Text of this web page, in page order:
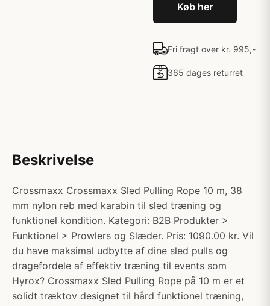
Køb her
Fri fragt over kr. 995,-
365 dages returret
Beskrivelse
Crossmaxx Crossmaxx Sled Pulling Rope 10 m, 38
mm nylon reb med karabin til sled træning og
funktionel kondition. Kategori: B2B Produkter >
Funktionel > Prowlers og Slæder. Pris: 1090.00 kr. Vil
du have maksimal udbytte af dine sled pulls og
dragefordele af effektiv træning til events som
Hyrox? Crossmaxx Sled Pulling Rope på 10 m er et
solidt træktov designet til hård funktionel træning,